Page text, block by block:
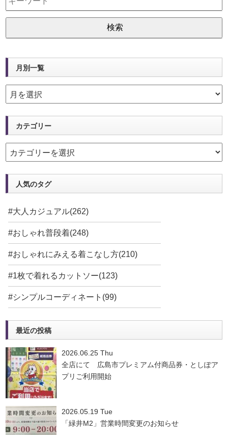
月別一覧
カテゴリー
人気のタグ
#大人カジュアル(262)
#おしゃれ普段着(248)
#おしゃれにみえる着こなし方(210)
#1枚で着れるカットソー(123)
#シンプルコーディネート(99)
最近の投稿
2026.06.25 Thu
全店にて 広島市プレミアム付商品券・としぽア
プリご利用開始
2026.05.19 Tue
「緑井M2」営業時間変更のお知らせ